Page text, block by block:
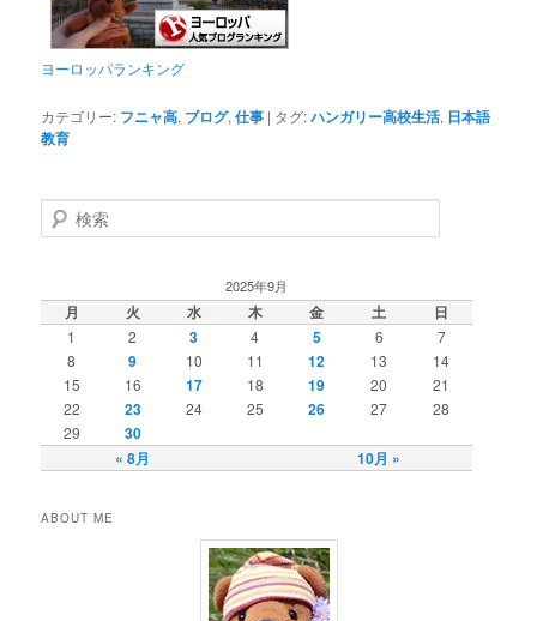
ヨーロッパランキング
カテゴリー: フニャ高, ブログ,仕事 | タグ:ハンガリー高校生活, 日本語
教育
検
索
2025年9月
月 火 水 木 金 土 日
« 8月 10月 »
1 2 3 4 5 6
7
8
9 10 11 12 13
14
15
16 17 18 19 20
21
22
23 24 25 26 27
28
29
30
ABOUT ME